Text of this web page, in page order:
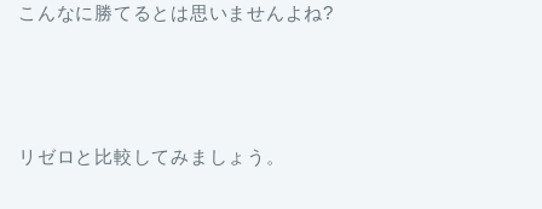
こんなに勝てるとは思いませんよね?
リゼロと比較してみましょう。